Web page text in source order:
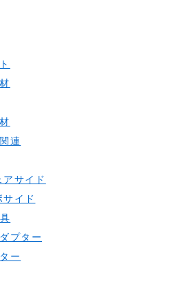
連
サイド
イド
プター
ー